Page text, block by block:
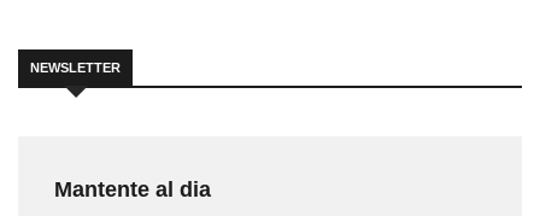
NEWSLETTER
Mantente al dia